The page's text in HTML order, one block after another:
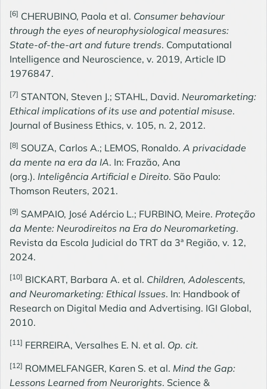
[6] CHERUBINO, Paola et al. Consumer behaviour
through the eyes of neurophysiological measures:
State-of-the-art and future trends. Computational
Intelligence and Neuroscience, v. 2019, Article ID
1976847.
[7] STANTON, Steven J.; STAHL, David. Neuromarketing:
Ethical implications of its use and potential misuse.
Journal of Business Ethics, v. 105, n. 2, 2012.
[8] SOUZA, Carlos A.; LEMOS, Ronaldo. A privacidade
da mente na era da IA. In: Frazão, Ana
(org.). Inteligência Artificial e Direito. São Paulo:
Thomson Reuters, 2021.
[9] SAMPAIO, José Adércio L.; FURBINO, Meire. Proteção
da Mente: Neurodireitos na Era do Neuromarketing.
Revista da Escola Judicial do TRT da 3ª Região, v. 12,
2024.
[10] BICKART, Barbara A. et al. Children, Adolescents,
and Neuromarketing: Ethical Issues. In: Handbook of
Research on Digital Media and Advertising. IGI Global,
2010.
[11] FERREIRA, Versalhes E. N. et al. Op. cit.
[12] ROMMELFANGER, Karen S. et al. Mind the Gap:
Lessons Learned from Neurorights. Science &